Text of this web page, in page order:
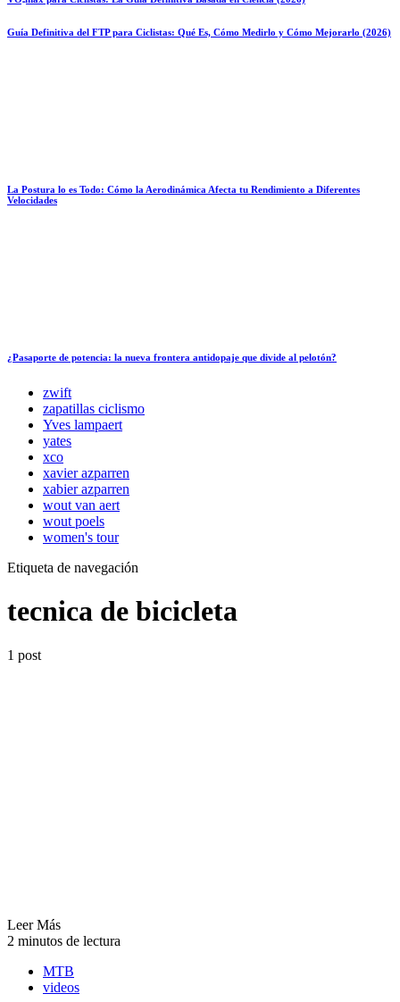
Guía Definitiva del FTP para Ciclistas: Qué Es, Cómo Medirlo y Cómo Mejorarlo (2026)
La Postura lo es Todo: Cómo la Aerodinámica Afecta tu Rendimiento a Diferentes
Velocidades
¿Pasaporte de potencia: la nueva frontera antidopaje que divide al pelotón?
zwift
zapatillas ciclismo
Yves lampaert
yates
xco
xavier azparren
xabier azparren
wout van aert
wout poels
women's tour
Etiqueta de navegación
tecnica de bicicleta
1 post
Leer Más
2 minutos de lectura
MTB
videos